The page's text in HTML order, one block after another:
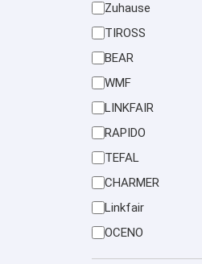
Zuhause
TIROSS
BEAR
WMF
LINKFAIR
RAPIDO
TEFAL
CHARMER
Linkfair
OCENO